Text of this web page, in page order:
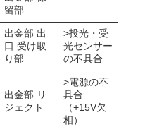
留部
出金部 出
口 受け取
り部
>投光・受
光センサー
の不具合
出金部 リ
ジェクト
>電源の不
具合
（+15V欠
相）